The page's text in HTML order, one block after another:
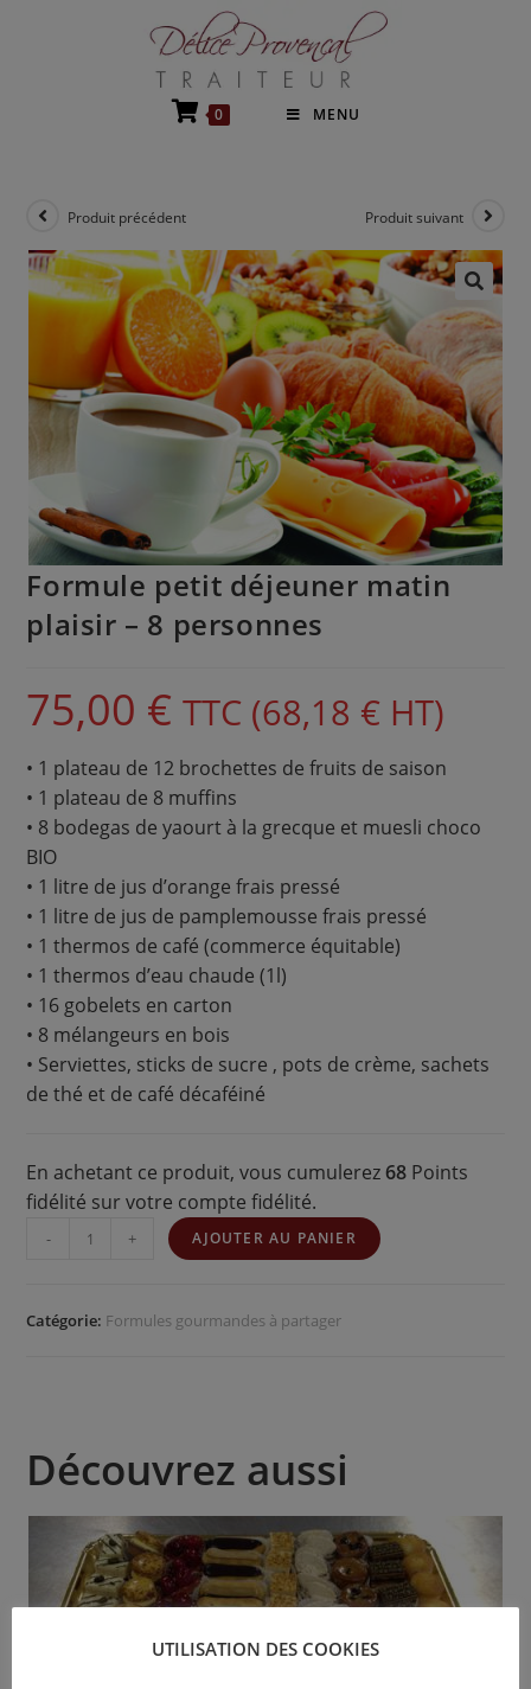
0 MENU
Produit précédent Produit suivant
Formule petit déjeuner matin
plaisir – 8 personnes
75,00 € TTC (68,18 € HT)
• 1 plateau de 12 brochettes de fruits de saison
• 1 plateau de 8 muffins
• 8 bodegas de yaourt à la grecque et muesli choco
BIO
• 1 litre de jus d’orange frais pressé
• 1 litre de jus de pamplemousse frais pressé
• 1 thermos de café (commerce équitable)
• 1 thermos d’eau chaude (1l)
• 16 gobelets en carton
• 8 mélangeurs en bois
• Serviettes, sticks de sucre , pots de crème, sachets
de thé et de café décaféiné
En achetant ce produit, vous cumulerez68 Points
fidélité sur votre compte fidélité.
- + AJOUTER AU PANIER
Catégorie: Formules gourmandes à partager
Découvrez aussi
UTILISATION DES COOKIES